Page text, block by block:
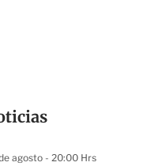
agosto - 20:00 Hrs